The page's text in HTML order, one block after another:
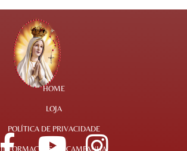
HOME
LOJA
POLÍTICA DE PRIVACIDADE
INFORMAÇÕES DA CAMPANHA